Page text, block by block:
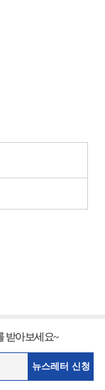
받아보세요~
뉴스레터 신청